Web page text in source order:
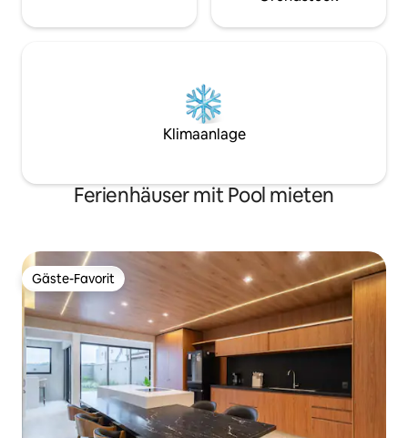
Klimaanlage
Ferienhäuser mit Pool mieten
Gäste-Favorit
Gäste-Favorit